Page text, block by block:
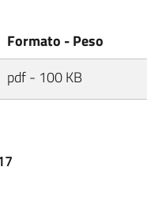
Formato - Peso
pdf - 100 KB